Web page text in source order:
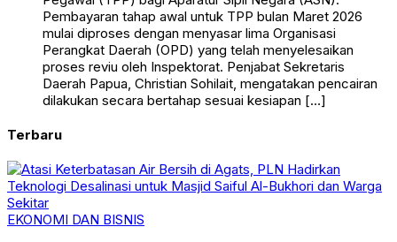
Pembayaran tahap awal untuk TPP bulan Maret 2026
mulai diproses dengan menyasar lima Organisasi
Perangkat Daerah (OPD) yang telah menyelesaikan
proses reviu oleh Inspektorat. Penjabat Sekretaris
Daerah Papua, Christian Sohilait, mengatakan pencairan
dilakukan secara bertahap sesuai kesiapan […]
Terbaru
EKONOMI DAN BISNIS